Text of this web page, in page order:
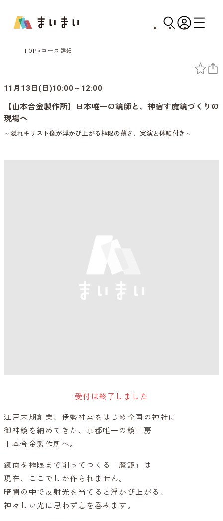
TOP コース詳細
11月13日(日)10:00～12:00
【山本合金製作所】日本唯一の鏡師と、神宿す魔鏡づくりの
現場へ
～隠れキリスト像が浮かび上がる極限の薄さ、実演と体験付き～
受付は終了しました
江戸末期創業、伊勢神宮をはじめ全国の神社に
御神鏡を納めてきた、京都唯一の鏡工房
山本合金製作所へ。
鏡面を極限まで削ってつくる「魔鏡」は
現在、ここでしか作られません。
暗闇の中で反射光を当てると浮かび上がる、
神々しい光に思わず息を呑みます。